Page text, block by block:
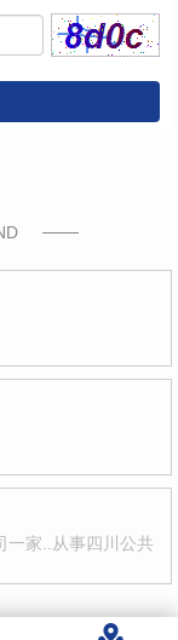
一家..从事四川公共